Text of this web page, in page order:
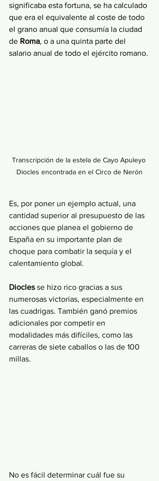
significaba esta fortuna, se ha calculado
que era el equivalente al coste de todo
el grano anual que consumía la ciudad
de Roma, o a una quinta parte del
salario anual de todo el ejército romano.
Transcripción de la estela de Cayo Apuleyo
Diocles encontrada en el Circo de Nerón
Es, por poner un ejemplo actual, una
cantidad superior al presupuesto de las
acciones que planea el gobierno de
España en su importante plan de
choque para combatir la sequía y el
calentamiento global.
Diocles se hizo rico gracias a sus
numerosas victorias, especialmente en
las cuadrigas. También ganó premios
adicionales por competir en
modalidades más difíciles, como las
carreras de siete caballos o las de 100
millas.
No es fácil determinar cuál fue su